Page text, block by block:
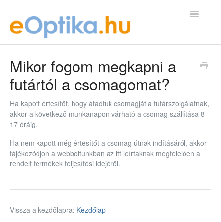
Toggle
Mikor fogom megkapni a
futártól a csomagomat?
Ha kapott értesítőt, hogy átadtuk csomagját a futárszolgálatnak,
akkor a következő munkanapon várható a csomag szállítása 8 -
17 óráig.
Ha nem kapott még értesítőt a csomag útnak indításáról, akkor
tájékozódjon a webboltunkban az itt leírtaknak megfelelően a
rendelt termékek teljesítési idejéről.
Vissza a kezdőlapra: Kezdőlap